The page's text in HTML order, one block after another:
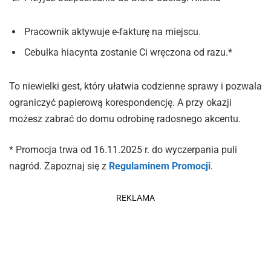
Pracownik aktywuje e-fakturę na miejscu.
Cebulka hiacynta zostanie Ci wręczona od razu.*
To niewielki gest, który ułatwia codzienne sprawy i pozwala
ograniczyć papierową korespondencję. A przy okazji
możesz zabrać do domu odrobinę radosnego akcentu.
* Promocja trwa od 16.11.2025 r. do wyczerpania puli
nagród. Zapoznaj się z Regulaminem Promocji.
REKLAMA